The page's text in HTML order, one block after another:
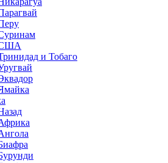
и Тобаго